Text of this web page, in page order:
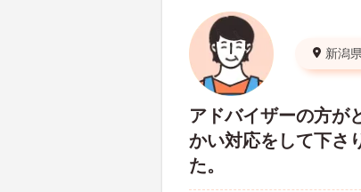
新潟
アドバイザーの方が
かい対応をして下さ
た。